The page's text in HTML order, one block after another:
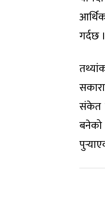
गर्दछ ।
संकेत
बनेको